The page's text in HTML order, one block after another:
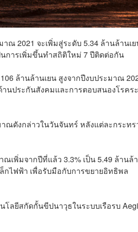
2021 จะเพิ่มสู่ระดับ 5.34 ล้านล้านเ
การเพิ่มขึ้นทำสถิติใหม่ 7 ปีติดต่อกัน
ล้านล้านเยน สูงจากปีงบประมาณ
นประกันสังคมและการตอบสนองโรคร
ณดังกล่าวในวันจันทร์ หลังแต่ละกระทร
เพิ่มจากปีที่แล้ว 3.3% เป็น 5.49 ล้านล้
กไฟฟ้า เพื่อรับมือกับการขยายอิทธิพล
ลยีสกัดกั้นขีปนาวุธในระบบเรือรบ